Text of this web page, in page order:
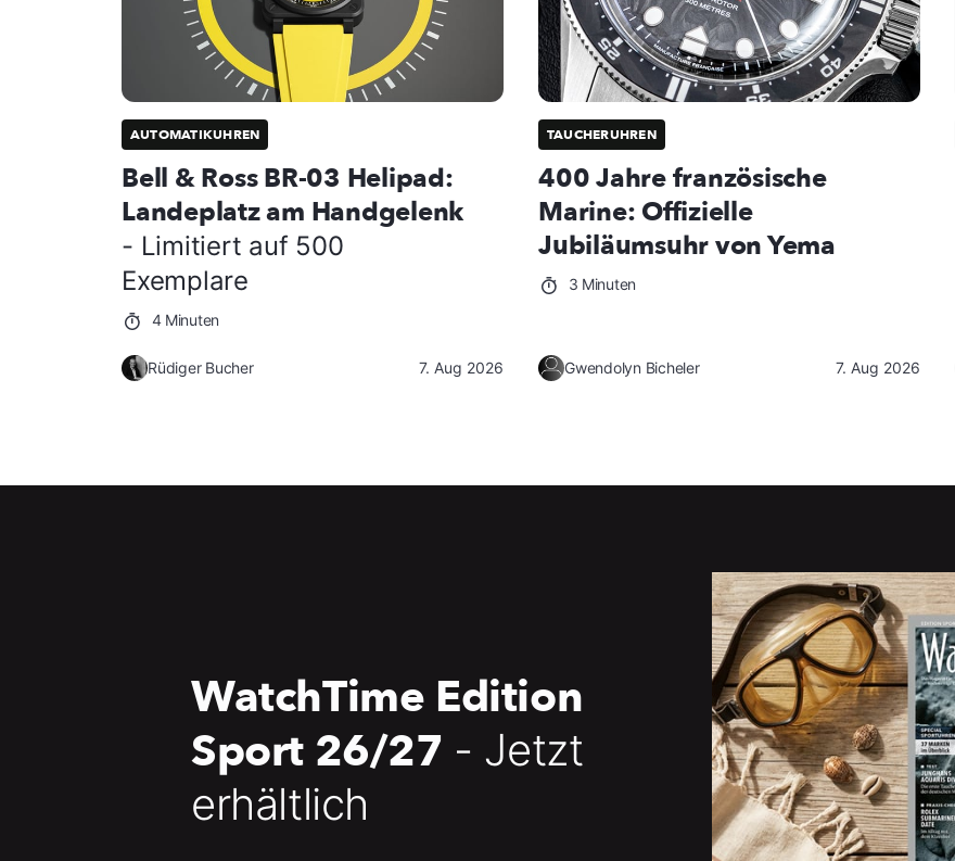
AUTOMATIKUHREN
Bell & Ross BR-03 Helipad:
Landeplatz am Handgelenk
- Limitiert auf 500
Exemplare
4 Minuten
Rüdiger Bucher 7. Aug 2026
TAUCHERUHREN
400 Jahre französische
Marine: Offizielle
Jubiläumsuhr von Yema
3 Minuten
Gwendolyn Bicheler 7. Aug 2026
WatchTime Edition
Sport 26/27 - Jetzt
erhältlich